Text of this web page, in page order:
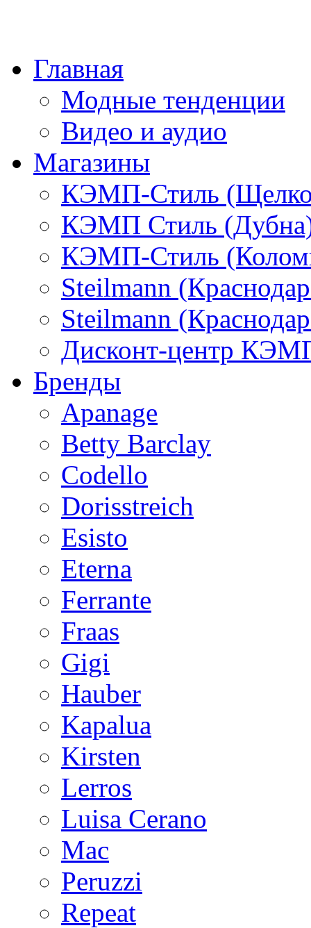
Главная
Модные тенденции
Видео и аудио
Магазины
КЭМП-Стиль
КЭМП Стиль
КЭМП-Стиль
Steilmann
Steilmann
Дисконт-центр
Бренды
Apanage
Betty Barclay
Codello
Dorisstreich
Esisto
Eterna
Ferrante
Fraas
Gigi
Hauber
Kapalua
Kirsten
Lerros
Luisa Cerano
Mac
Peruzzi
Repeat